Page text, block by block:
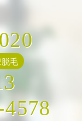
毛